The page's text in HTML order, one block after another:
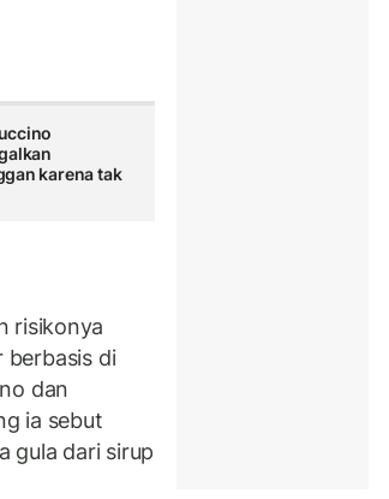
karena tak
risikonya
berbasis di
dan
ia sebut
gula dari sirup